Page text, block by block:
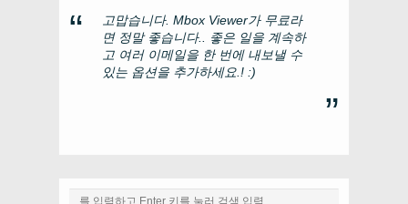
고맙습니다. Mbox Viewer가 무료라
면 정말 좋습니다.. 좋은 일을 계속하
고 여러 이메일을 한 번에 내보낼 수
있는 옵션을 추가하세요.! :)